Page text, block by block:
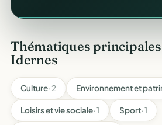
Thématiques
Idernes
Culture· 2 Environnement et
Loisirs et vie sociale· 1 Sport· 1